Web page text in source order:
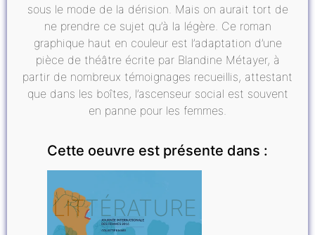
sous le mode de la dérision. Mais on aurait tort de
ne prendre ce sujet qu’à la légère. Ce roman
graphique haut en couleur est l’adaptation d’une
pièce de théâtre écrite par Blandine Métayer, à
partir de nombreux témoignages recueillis, attestant
que dans les boîtes, l’ascenseur social est souvent
en panne pour les femmes.
Cette oeuvre est présente dans :
LITTÉRATURE